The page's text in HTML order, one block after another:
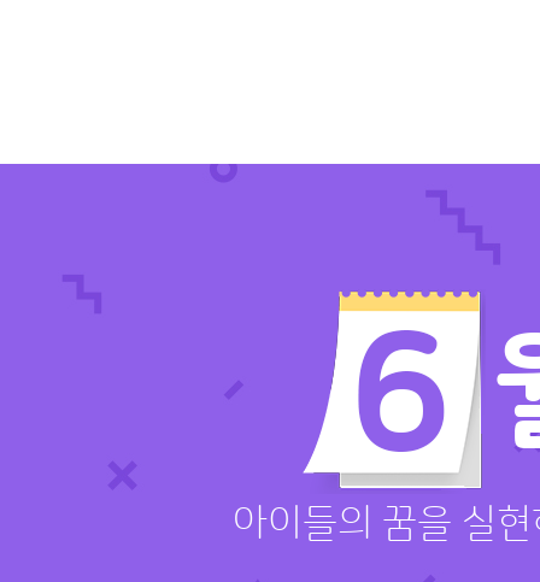
아이들의 꿈을 실